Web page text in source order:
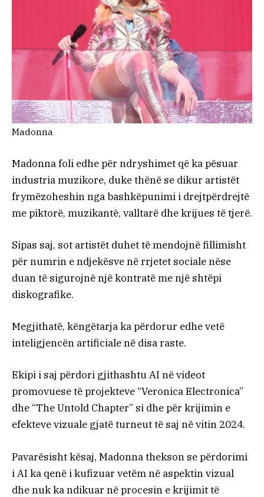
Madonna
Madonna foli edhe për ndryshimet që ka pësuar
industria muzikore, duke thënë se dikur artistët
frymëzoheshin nga bashkëpunimi i drejtpërdrejtë
me piktorë, muzikantë, valltarë dhe krijues të tjerë.
Sipas saj, sot artistët duhet të mendojnë fillimisht
për numrin e ndjekësve në rrjetet sociale nëse
duan të sigurojnë një kontratë me një shtëpi
diskografike.
Megjithatë, këngëtarja ka përdorur edhe vetë
inteligjencën artificiale në disa raste.
Ekipi i saj përdori gjithashtu AI në videot
promovuese të projekteve “Veronica Electronica”
dhe “The Untold Chapter” si dhe për krijimin e
efekteve vizuale gjatë turneut të saj në vitin 2024.
Pavarësisht kësaj, Madonna thekson se përdorimi
i AI ka qenë i kufizuar vetëm në aspektin vizual
dhe nuk ka ndikuar në procesin e krijimit të